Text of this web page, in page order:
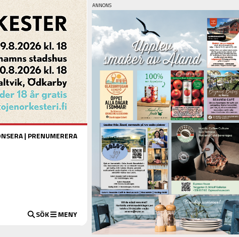
| PRENUMERERA
SÖK MENY